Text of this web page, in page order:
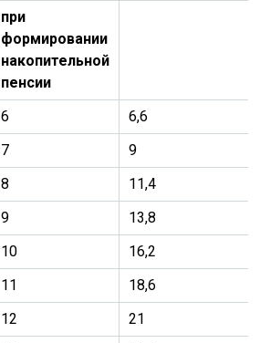
при
формировании
накопительной
пенсии
6
6,6
7
9
8
11,4
9
13,8
10
16,2
11
18,6
12
21